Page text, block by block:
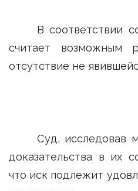
В соответствии
считает возможным
отсутствие не
Суд, исследовав
доказательства в их
что иск подлежит